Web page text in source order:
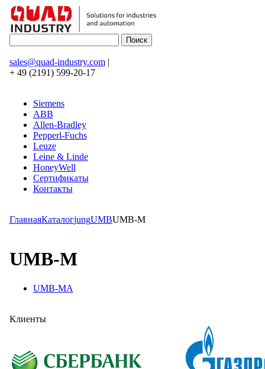
sales@quad-industry.com|
+ 49 (2191) 599-20-17
Siemens
ABB
Allen-Bradley
Pepperl-Fuchs
Leuze
Leine & Linde
HoneyWell
Сертификаты
Контакты
ГлавнаяКаталогjungUMBUMB-M
UMB-M
UMB-MA
Клиенты